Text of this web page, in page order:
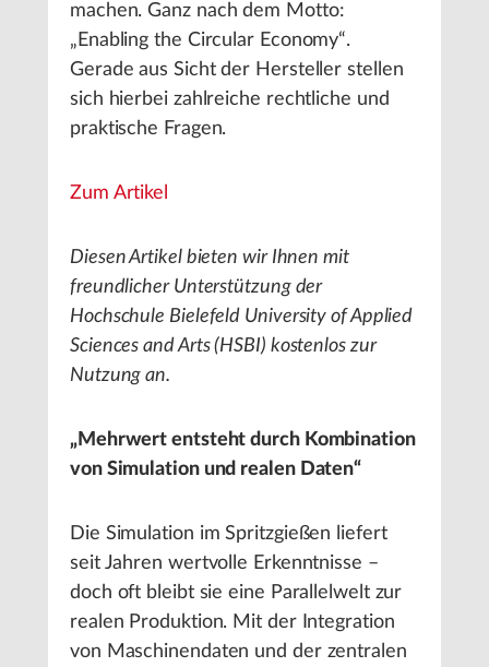
machen. Ganz nach dem Motto:
„Enabling the Circular Economy“.
Gerade aus Sicht der Hersteller stellen
sich hierbei zahlreiche rechtliche und
praktische Fragen.
Zum Artikel
Diesen Artikel bieten wir Ihnen mit
freundlicher Unterstützung der
Hochschule Bielefeld University of Applied
Sciences and Arts (HSBI) kostenlos zur
Nutzung an.
„Mehrwert entsteht durch Kombination
von Simulation und realen Daten“
Die Simulation im Spritzgießen liefert
seit Jahren wertvolle Erkenntnisse –
doch oft bleibt sie eine Parallelwelt zur
realen Produktion. Mit der Integration
von Maschinendaten und der zentralen